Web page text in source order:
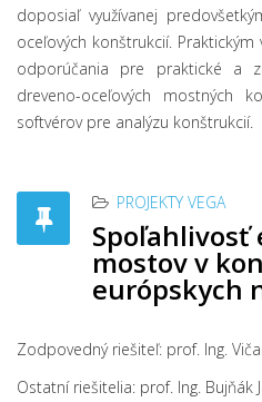
doposiaľ využívanej
oceľových konštrukcií.
odporúčania pre praktické a
dreveno-oceľových mostných
softvérov pre analýzu
PROJEKTY VEGA
Spoľahlivosť
mostov v
európskych
Zodpovedný riešiteľ: prof. Ing.
Ostatní riešitelia: prof. Ing. Bujňák